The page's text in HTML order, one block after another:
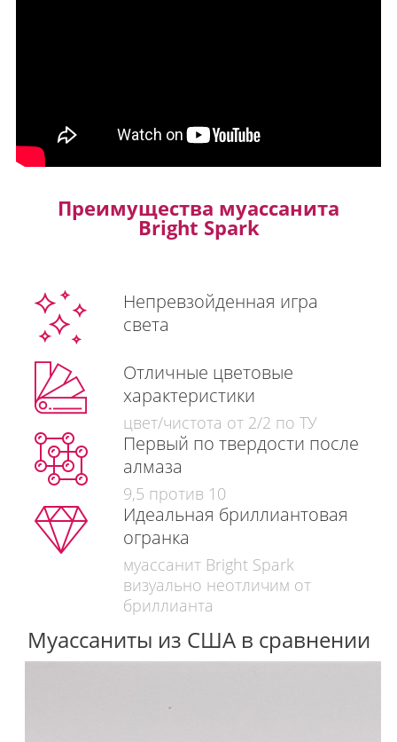
Преимущества муассанита
Bright Spark
Непревзойденная игра
света
Отличные цветовые
характеристики
цвет/чистота от 2/2 по ТУ
Первый по твердости после
алмаза
9,5 против 10
Идеальная бриллиантовая
огранка
муассанит Bright Spark
визуально неотличим от
бриллианта
Муассаниты из США в сравнении